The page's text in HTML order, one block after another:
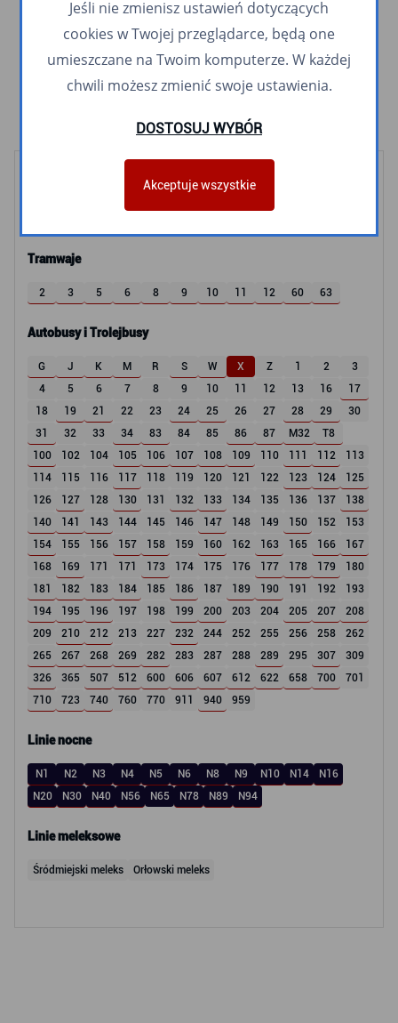
Tramwaje
2 3 5 6 8 9 10 11 12 60 63
Autobusy i Trolejbusy
G J K M R S W X Z 1 2
3
4
5 6 7 8 9 10 11 12 13 16
17
18
19 21 22 23 24 25 26 27 28 29
30
31
32 33 34 83 84 85 86 87 M32
T8
100
102 104 105 106 107 108 109 110 111 112
113
114
115 116 117 118 119 120 121 122 123 124
125
126
127 128 130 131 132 133 134 135 136 137
138
140
141 143 144 145 146 147 148 149 150 152
153
154
155 156 157 158 159 160 162 163 165 166
167
168
169 171 171 173 174 175 176 177 178 179
180
181
182 183 184 185 186 187 189 190 191 192
193
194
195 196 197 198 199 200 203 204 205 207
208
209
210 212 213 227 232 244 252 255 256 258
262
265
267 268 269 282 283 287 288 289 295 307
309
326
365 507 512 600 606 607 612 622 658 700
701
710
723 740 760 770 911 940 959
Linie nocne
N1 N2 N3 N4 N5 N6 N8 N9 N10 N14
N16
N20
N30 N40 N56 N65 N78 N89 N94
Linie meleksowe
Śródmiejski meleks Orłowski meleks
Obłuże Maciejewicza
Jeśli nie zmienisz ustawień dotyczących
cookies w Twojej przeglądarce, będą one
umieszczane na Twoim komputerze. W każdej
chwili możesz zmienić swoje ustawienia.
DOSTOSUJ WYBÓR
Akceptuje wszystkie